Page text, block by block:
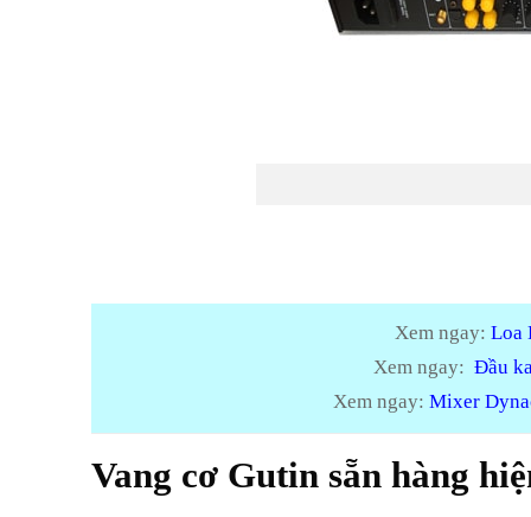
Xem ngay: Loa
Xem ngay: Đầu
Xem ngay: Mixer
Vang cơ Gutin sẵn hàng